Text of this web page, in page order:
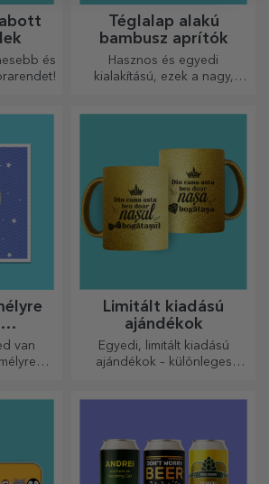
és
Téglalap alakú
bambusz aprítók
Hasznos és egyedi
kialakítású, ezek a nagy,
és
van
Limitált kiadású
ajándékok
Egyedi, limitált kiadású
ajándékok – különleges